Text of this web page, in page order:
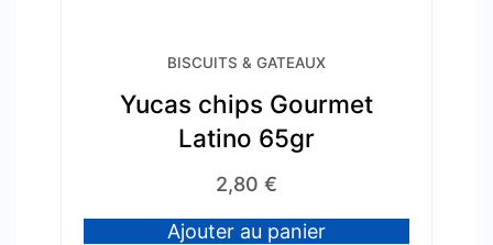
BISCUITS & GATEAUX
Yucas chips Gourmet
Latino 65gr
2,80 €
Ajouter au panier